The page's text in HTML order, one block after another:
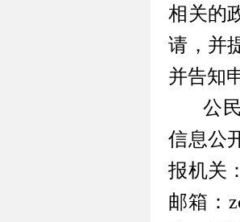
相关的
请，并
并告知
公
信息公
报机关
邮箱：